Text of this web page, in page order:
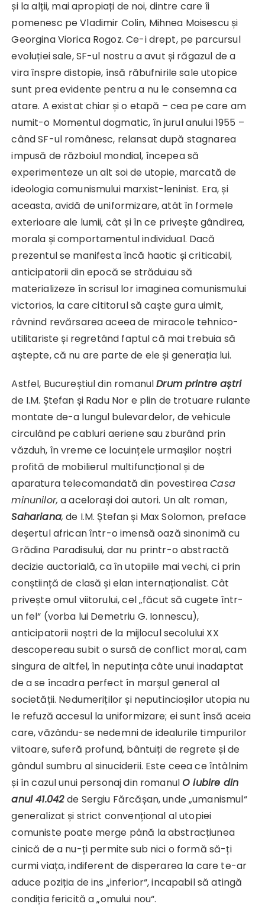
și la alții, mai apropiați de noi, dintre care îi
pomenesc pe Vladimir Colin, Mihnea Moisescu și
Georgina Viorica Rogoz. Ce-i drept, pe parcursul
evoluției sale, SF-ul nostru a avut și răgazul de a
vira înspre distopie, însă răbufnirile sale utopice
sunt prea evidente pentru a nu le consemna ca
atare. A existat chiar și o etapă – cea pe care am
numit-o Momentul dogmatic, în jurul anului 1955 –
când SF-ul românesc, relansat după stagnarea
impusă de războiul mondial, începea să
experimenteze un alt soi de utopie, marcată de
ideologia comunismului marxist-leninist. Era, și
aceasta, avidă de uniformizare, atât în formele
exterioare ale lumii, cât și în ce privește gândirea,
morala și comportamentul individual. Dacă
prezentul se manifesta încă haotic și criticabil,
anticipatorii din epocă se străduiau să
materializeze în scrisul lor imaginea comunismului
victorios, la care cititorul să caște gura uimit,
râvnind revărsarea aceea de miracole tehnico-
utilitariste și regretând faptul că mai trebuia să
aștepte, că nu are parte de ele și generația lui.
Astfel, Bucureștiul din romanulDrum printre aștri
de I.M. Ștefan și Radu Nor e plin de trotuare rulante
montate de-a lungul bulevardelor, de vehicule
circulând pe cabluri aeriene sau zburând prin
văzduh, în vreme ce locuințele urmașilor noștri
profită de mobilierul multifuncțional și de
aparatura telecomandată din povestireaCasa
minunilor, a acelorași doi autori. Un alt roman,
Sahariana, de I.M. Ștefan și Max Solomon, preface
deșertul african într-o imensă oază sinonimă cu
Grădina Paradisului, dar nu printr-o abstractă
decizie auctorială, ca în utopiile mai vechi, ci prin
conștiință de clasă și elan internaționalist. Cât
privește omul viitorului, cel „făcut să cugete într-
un fel“ (vorba lui Demetriu G. Ionnescu),
anticipatorii noștri de la mijlocul secolului XX
descopereau subit o sursă de conflict moral, cam
singura de altfel, în neputința câte unui inadaptat
de a se încadra perfect în marșul general al
societății. Nedumeriților și neputincioșilor utopia nu
le refuză accesul la uniformizare; ei sunt însă aceia
care, văzându-se nedemni de idealurile timpurilor
viitoare, suferă profund, bântuiți de regrete și de
gândul sumbru al sinuciderii. Este ceea ce întâlnim
și în cazul unui personaj din romanulO iubire din
anul 41.042 de Sergiu Fărcășan, unde „umanismul“
generalizat și strict convențional al utopiei
comuniste poate merge până la abstracțiunea
cinică de a nu-ți permite sub nici o formă să-ți
curmi viața, indiferent de disperarea la care te-ar
aduce poziția de ins „inferior“, incapabil să atingă
condiția fericită a „omului nou“.